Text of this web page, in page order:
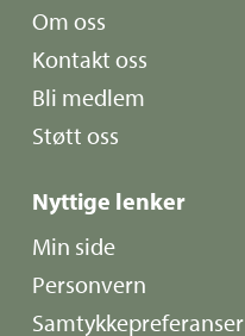
Om oss
Kontakt oss
Bli medlem
Støtt oss
Nyttige lenker
Min side
Personvern
Samtykkepreferanser